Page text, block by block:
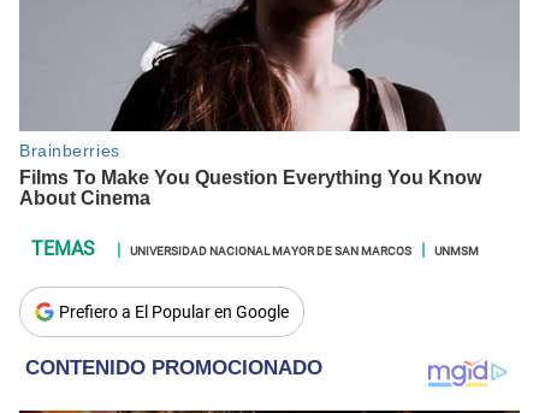
UNIVERSIDAD NACIONAL MAYOR DE SAN MARCOS UNMSM
Prefiero a El Popular en Google